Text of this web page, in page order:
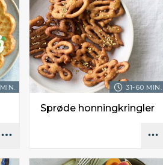
31-60 MIN.
Sprøde honningkringler